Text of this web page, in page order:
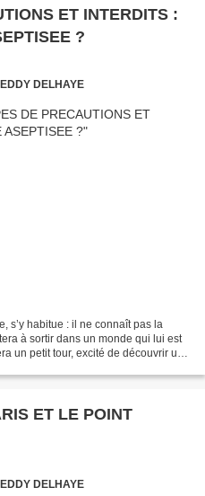
ET INTERDITS :
?
DELHAYE
s’y habitue : il ne connaît pas la
à sortir dans un monde qui lui est
un petit tour, excité de découvrir un
ET LE POINT
DELHAYE